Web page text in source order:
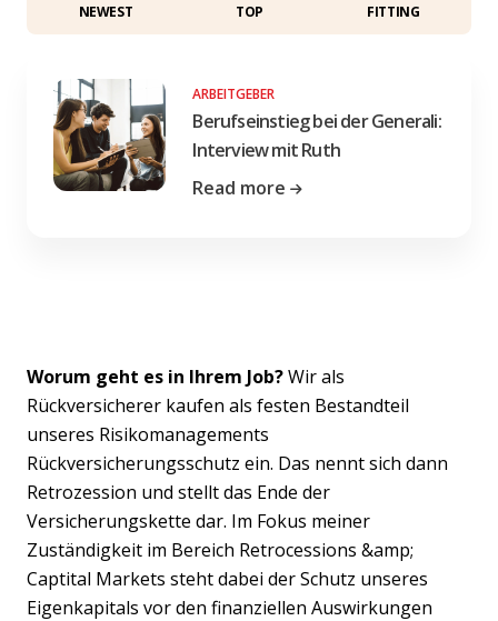
NEWEST TOP FITTING
ARBEITGEBER
Berufseinstieg bei der Generali:
Interview mit Ruth
Read more
Worum geht es in Ihrem Job?Wir als
Rückversicherer kaufen als festen Bestandteil
unseres Risikomanagements
Rückversicherungsschutz ein. Das nennt sich dann
Retrozession und stellt das Ende der
Versicherungskette dar. Im Fokus meiner
Zuständigkeit im Bereich Retrocessions &amp;
Captital Markets steht dabei der Schutz unseres
Eigenkapitals vor den finanziellen Auswirkungen